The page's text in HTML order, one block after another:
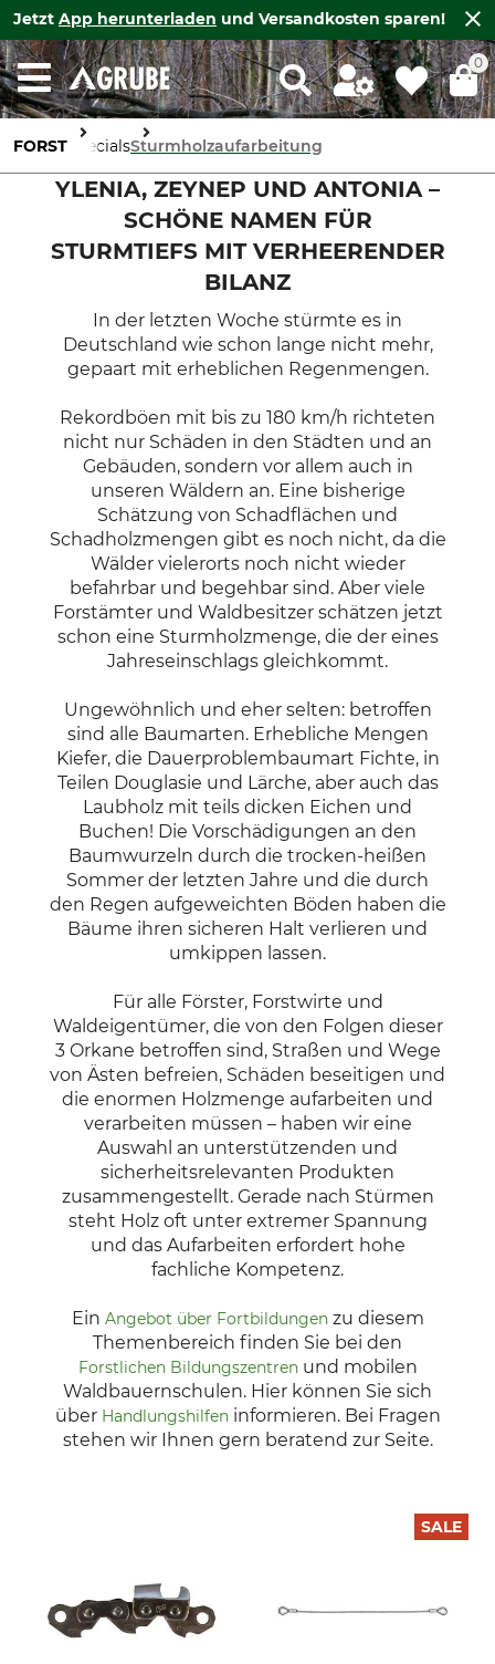
Jetzt App herunterladen und Versandkosten sparen!
0
FORST SpecialsSturmholzaufarbeitung
YLENIA, ZEYNEP UND ANTONIA –
SCHÖNE NAMEN FÜR
STURMTIEFS MIT VERHEERENDER
BILANZ
In der letzten Woche stürmte es in
Deutschland wie schon lange nicht mehr,
gepaart mit erheblichen Regenmengen.
Rekordböen mit bis zu 180 km/h richteten
nicht nur Schäden in den Städten und an
Gebäuden, sondern vor allem auch in
unseren Wäldern an. Eine bisherige
Schätzung von Schadflächen und
Schadholzmengen gibt es noch nicht, da die
Wälder vielerorts noch nicht wieder
befahrbar und begehbar sind. Aber viele
Forstämter und Waldbesitzer schätzen jetzt
schon eine Sturmholzmenge, die der eines
Jahreseinschlags gleichkommt.
Ungewöhnlich und eher selten: betroffen
sind alle Baumarten. Erhebliche Mengen
Kiefer, die Dauerproblembaumart Fichte, in
Teilen Douglasie und Lärche, aber auch das
Laubholz mit teils dicken Eichen und
Buchen! Die Vorschädigungen an den
Baumwurzeln durch die trocken-heißen
Sommer der letzten Jahre und die durch
den Regen aufgeweichten Böden haben die
Bäume ihren sicheren Halt verlieren und
umkippen lassen.
Für alle Förster, Forstwirte und
Waldeigentümer, die von den Folgen dieser
3 Orkane betroffen sind, Straßen und Wege
von Ästen befreien, Schäden beseitigen und
die enormen Holzmenge aufarbeiten und
verarbeiten müssen – haben wir eine
Auswahl an unterstützenden und
sicherheitsrelevanten Produkten
zusammengestellt. Gerade nach Stürmen
steht Holz oft unter extremer Spannung
und das Aufarbeiten erfordert hohe
fachliche Kompetenz.
Ein Angebot über Fortbildungenzu diesem
Themenbereich finden Sie bei den
Forstlichen Bildungszentrenund mobilen
Waldbauernschulen. Hier können Sie sich
über Handlungshilfeninformieren. Bei Fragen
stehen wir Ihnen gern beratend zur Seite.
SALE